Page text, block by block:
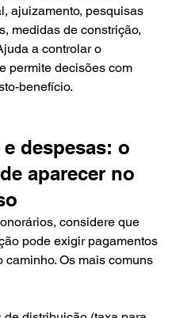
ajuizamento, pesquisas
medidas de constrição,
a controlar o
permite decisões com
benefício.
despesas: o
aparecer no
considere que
pode exigir pagamentos
caminho. Os mais comuns